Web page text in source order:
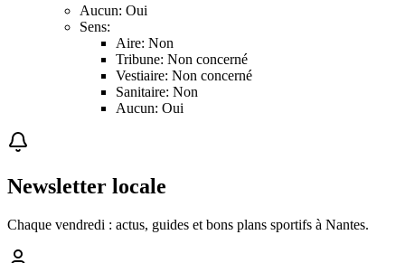
Aucun: Oui
Sens:
Aire: Non
Tribune: Non concerné
Vestiaire: Non concerné
Sanitaire: Non
Aucun: Oui
Newsletter locale
Chaque vendredi : actus, guides et bons plans sportifs à Nantes.